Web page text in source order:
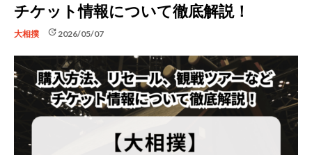
チケット情報について徹底解説！
大相撲 update 2026/05/07